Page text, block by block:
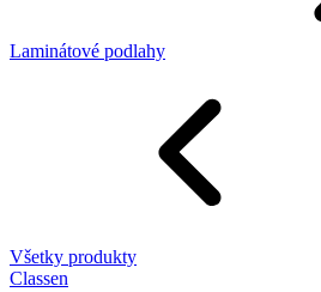
Laminátové podlahy
Všetky produkty
Classen